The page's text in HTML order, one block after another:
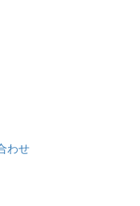
わせ